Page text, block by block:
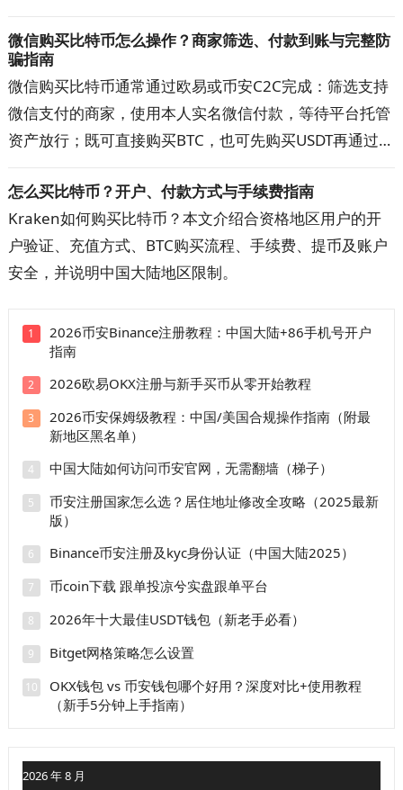
误收涉诈款和账户异常的概率，出现问题时也更容易提交
完整材料。
微信购买比特币怎么操作？商家筛选、付款到账与完整防
骗指南
微信购买比特币通常通过欧易或币安C2C完成：筛选支持
微信支付的商家，使用本人实名微信付款，等待平台托管
资产放行；既可直接购买BTC，也可先购买USDT再通过
选区、商家筛选、扫码或好友转账、手续费、到账时间和
订单申诉。操作前先看防骗清单，避免付错款、超时取消
和平台外交易。
怎么买比特币？开户、付款方式与手续费指南
Kraken如何购买比特币？本文介绍合资格地区用户的开
户验证、充值方式、BTC购买流程、手续费、提币及账户
安全，并说明中国大陆地区限制。
1
2026币安Binance注册教程：中国大陆+86手机号开户
指南
2 2026欧易OKX注册与新手买币从零开始教程
3
2026币安保姆级教程：中国/美国合规操作指南（附最
新地区黑名单）
4 中国大陆如何访问币安官网，无需翻墙（梯子）
5
币安注册国家怎么选？居住地址修改全攻略（2025最新
版）
6 Binance币安注册及kyc身份认证（中国大陆2025）
7 币coin下载 跟单投凉兮实盘跟单平台
8 2026年十大最佳USDT钱包（新老手必看）
9 Bitget网格策略怎么设置
10
OKX钱包 vs 币安钱包哪个好用？深度对比+使用教程
（新手5分钟上手指南）
2026 年 8 月